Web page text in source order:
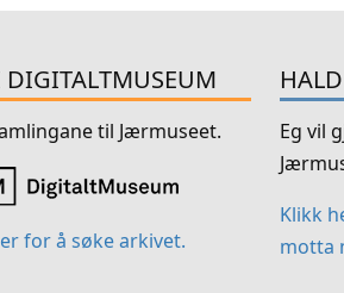
til Jærmuseet.
for å søke arkivet.
Eg vil
Klikk
motta